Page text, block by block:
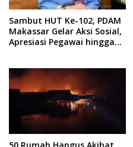
Sambut HUT Ke-102, PDAM
Makassar Gelar Aksi Sosial,
Apresiasi Pegawai hingga
50 Rumah Hangus Akibat